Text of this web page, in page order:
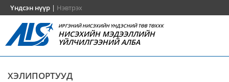
Үндсэн нүүр | Нэвтрэх
ИРГЭНИЙ НИСЭХИЙН ҮНДЭСНИЙ ТӨВ ТӨХХК
НИСЭХИЙН МЭДЭЭЛЛИЙН
ҮЙЛЧИЛГЭЭНИЙ АЛБА
ХЭЛИПОРТУУД